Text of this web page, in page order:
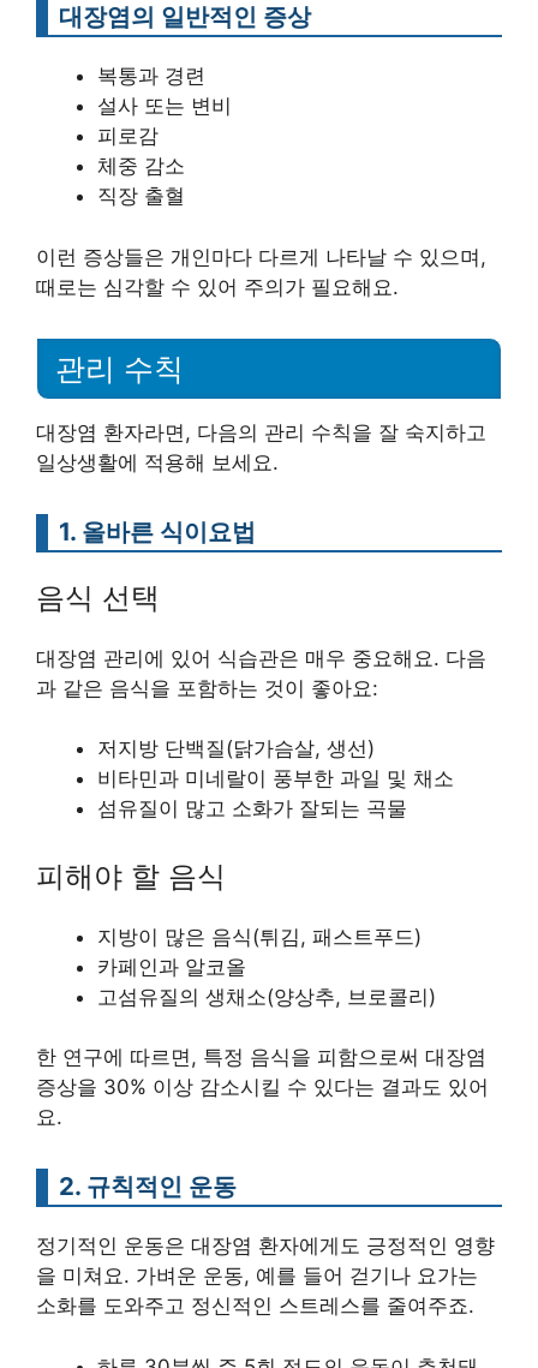
대장염의 일반적인 증상
복통과 경련
설사 또는 변비
피로감
체중 감소
직장 출혈
이런 증상들은 개인마다 다르게 나타날 수 있으며,
때로는 심각할 수 있어 주의가 필요해요.
관리 수칙
대장염 환자라면, 다음의 관리 수칙을 잘 숙지하고
일상생활에 적용해 보세요.
1. 올바른 식이요법
음식 선택
대장염 관리에 있어 식습관은 매우 중요해요. 다음
과 같은 음식을 포함하는 것이 좋아요:
저지방 단백질(닭가슴살, 생선)
비타민과 미네랄이 풍부한 과일 및 채소
섬유질이 많고 소화가 잘되는 곡물
피해야 할 음식
지방이 많은 음식(튀김, 패스트푸드)
카페인과 알코올
고섬유질의 생채소(양상추, 브로콜리)
한 연구에 따르면, 특정 음식을 피함으로써 대장염
증상을 30% 이상 감소시킬 수 있다는 결과도 있어
요.
2. 규칙적인 운동
정기적인 운동은 대장염 환자에게도 긍정적인 영향
을 미쳐요. 가벼운 운동, 예를 들어 걷기나 요가는
소화를 도와주고 정신적인 스트레스를 줄여주죠.